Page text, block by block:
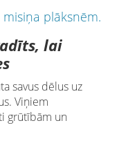
lai
savus dēlus uz
Viņiem
grūtībām un